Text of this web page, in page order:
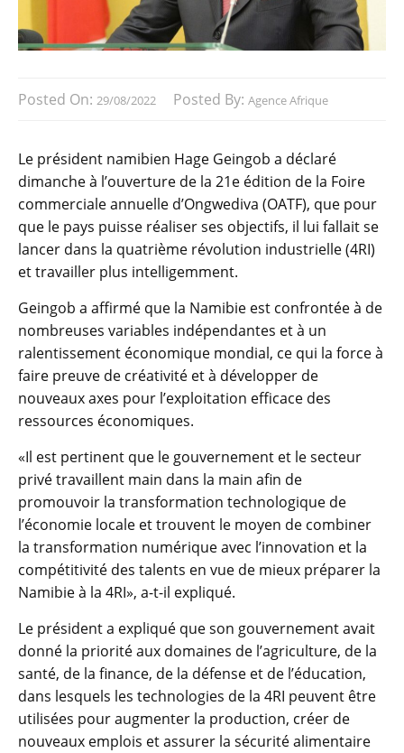
Posted On: 29/08/2022 Posted By: Agence Afrique
Le président namibien Hage Geingob a déclaré
dimanche à l’ouverture de la 21e édition de la Foire
commerciale annuelle d’Ongwediva (OATF), que pour
que le pays puisse réaliser ses objectifs, il lui fallait se
lancer dans la quatrième révolution industrielle (4RI)
et travailler plus intelligemment.
Geingob a affirmé que la Namibie est confrontée à de
nombreuses variables indépendantes et à un
ralentissement économique mondial, ce qui la force à
faire preuve de créativité et à développer de
nouveaux axes pour l’exploitation efficace des
ressources économiques.
«Il est pertinent que le gouvernement et le secteur
privé travaillent main dans la main afin de
promouvoir la transformation technologique de
l’économie locale et trouvent le moyen de combiner
la transformation numérique avec l’innovation et la
compétitivité des talents en vue de mieux préparer la
Namibie à la 4RI», a-t-il expliqué.
Le président a expliqué que son gouvernement avait
donné la priorité aux domaines de l’agriculture, de la
santé, de la finance, de la défense et de l’éducation,
dans lesquels les technologies de la 4RI peuvent être
utilisées pour augmenter la production, créer de
nouveaux emplois et assurer la sécurité alimentaire